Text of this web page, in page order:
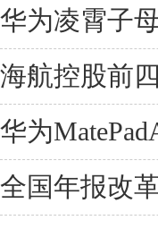
华为凌霄子
海航控股前
华为
全国年报改